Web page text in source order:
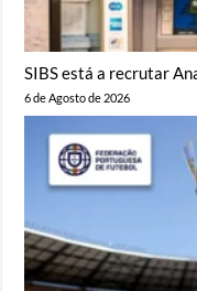
SIBS está a recrutar
6 de Agosto de 2026